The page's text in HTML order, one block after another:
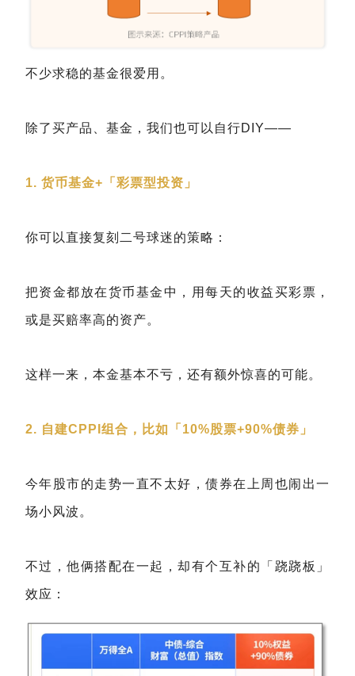
不少求稳的基金很爱用。
除了买产品、基金，我们也可以自行DIY——
1. 货币基金+「彩票型投资」
你可以直接复刻二号球迷的策略：
把资金都放在货币基金中，用每天的收益买彩票，
或是买赔率高的资产。
这样一来，本金基本不亏，还有额外惊喜的可能。
2. 自建CPPI组合，比如「10%股票+90%债券 」
今年股市的走势一直不太好，债券在上周也闹出一
场小风波。
不过，他俩搭配在一起，却有个互补的「跷跷板」
效应：